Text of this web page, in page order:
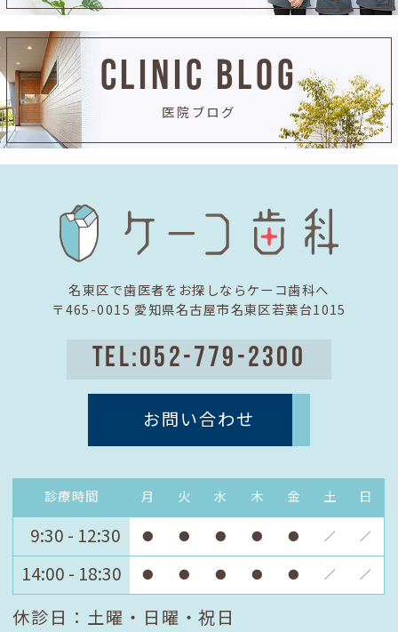
CLINIC BLOG
医院ブログ
名東区で歯医者をお探しならケーコ歯科へ
〒465-0015 愛知県名古屋市名東区若葉台1015
TEL:052-779-2300
お問い合わせ
診療時間 月 火 水 木 金 土 日
9:30 - 12:30 ● ● ● ● ● ／ ／
14:00 - 18:30 ● ● ● ● ● ／ ／
休診日：土曜・日曜・祝日